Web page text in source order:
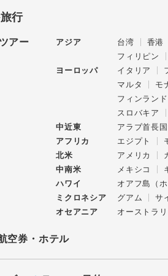
行
アー アジア 台湾 香港
フィリピン
ヨーロッパ
イタリア
マルタ
モ
フィンランド
スロバキア
中近東
アラブ首長
アフリカ
エジプト
北米
アメリカ
中南米
メキシコ
ハワイ
オアフ島（ホ
ミクロネシア
グアム サ
オセアニア
オーストラ
空券・ホテル